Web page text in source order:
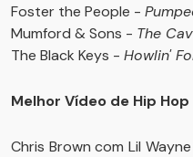
Foster the People -
Mumford & Sons - The
The Black Keys - Howlin'
Melhor Vídeo de Hip Hop
Chris Brown com Lil